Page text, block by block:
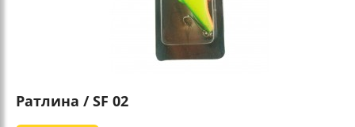
Ратлина / SF 02